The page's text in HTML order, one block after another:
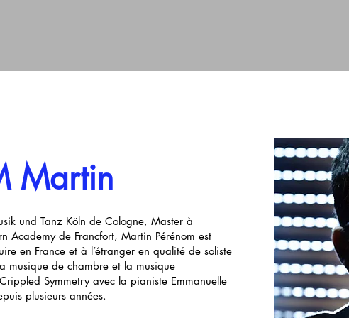
Martin
und Tanz Köln de Cologne, Master à
Academy de Francfort, Martin Pérénom est
en France et à l’étranger en qualité de soliste
musique de chambre et la musique
Symmetry avec la pianiste Emmanuelle
plusieurs années.